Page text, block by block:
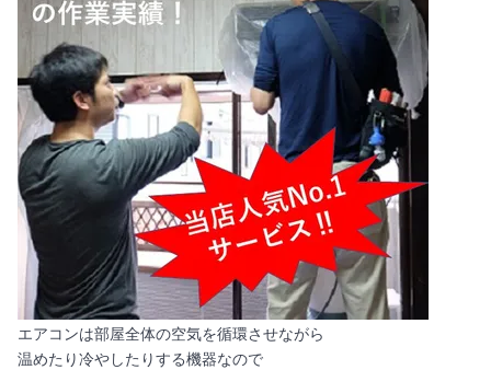
エアコンは部屋全体の空気を循環させながら
温めたり冷やしたりする機器なので